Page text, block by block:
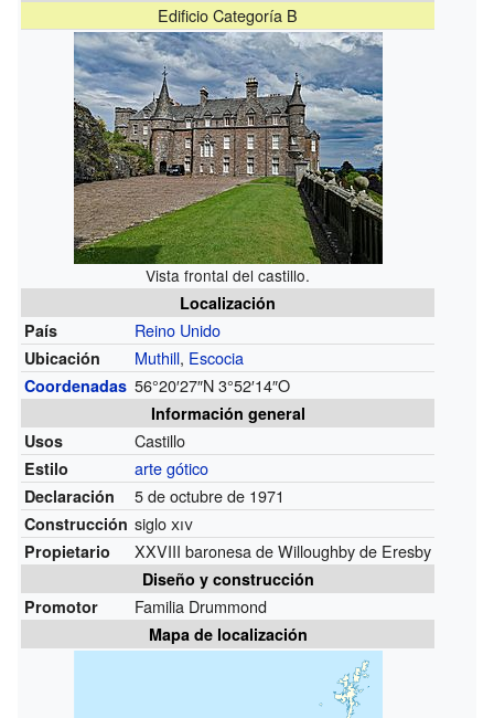
Edificio Categoría B
Vista frontal del castillo.
Localización
País
Reino Unido
Ubicación Muthill, Escocia
Coordenadas 56°20′27″N3°52′14″O
Información general
Usos
Castillo
Estilo arte gótico
Declaración 5 de octubre de 1971
Construcción sigloxiv
Propietario XXVIII baronesa de Willoughby de Eresby
Diseño y construcción
Promotor
Familia Drummond
Mapa de localización